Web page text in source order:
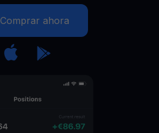
Comprar ahora